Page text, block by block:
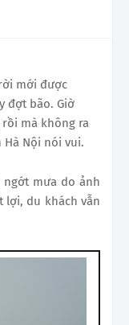
mới được
đợt bão. Giờ
mà không ra
Hà Nội nói vui.
ngớt mưa do ảnh
lợi, du khách vẫn